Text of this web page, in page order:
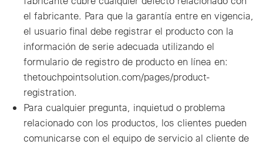
el fabricante. Para que la garantía entre en vigencia,
el usuario final debe registrar el producto con la
información de serie adecuada utilizando el
formulario de registro de producto en línea en:
thetouchpointsolution.com/pages/product-
registration.
Para cualquier pregunta, inquietud o problema
relacionado con los productos, los clientes pueden
comunicarse con el equipo de servicio al cliente de